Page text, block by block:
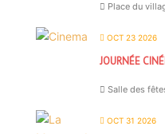
Place du
OCT 23 2026
JOURNÉE
Salle des
OCT 31 2026